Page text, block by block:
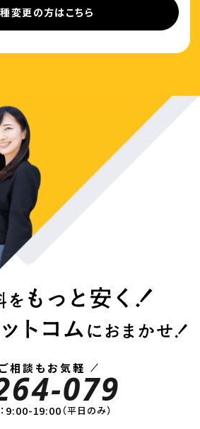
変更の方はこちら
相談もお気軽079
9:00-19:00（平日のみ）